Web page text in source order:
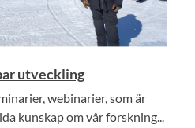
utveckling
webinarier, som är
kunskap om vår forskning...